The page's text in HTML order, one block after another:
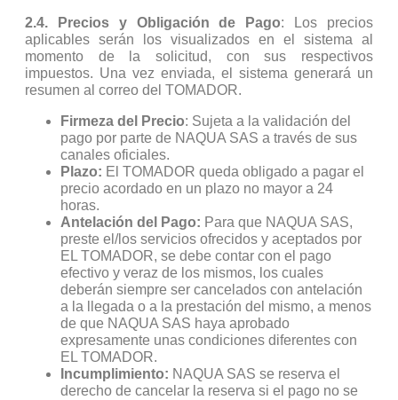
2.4. Precios y Obligación de Pago: Los precios
aplicables serán los visualizados en el sistema al
momento de la solicitud, con sus respectivos
impuestos. Una vez enviada, el sistema generará un
resumen al correo del TOMADOR.
Firmeza del Precio: Sujeta a la validación del
pago por parte de NAQUA SAS a través de sus
canales oficiales.
Plazo: El TOMADOR queda obligado a pagar el
precio acordado en un plazo no mayor a 24
horas.
Antelación del Pago: Para que NAQUA SAS,
preste el/los servicios ofrecidos y aceptados por
EL TOMADOR, se debe contar con el pago
efectivo y veraz de los mismos, los cuales
deberán siempre ser cancelados con antelación
a la llegada o a la prestación del mismo, a menos
de que NAQUA SAS haya aprobado
expresamente unas condiciones diferentes con
EL TOMADOR.
Incumplimiento: NAQUA SAS se reserva el
derecho de cancelar la reserva si el pago no se